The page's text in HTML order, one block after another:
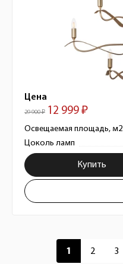
Цена
29 900 ₽ 12 999 ₽
Освещаемая площадь, м2
Цоколь ламп
Купить
Пагинация
1 2 3